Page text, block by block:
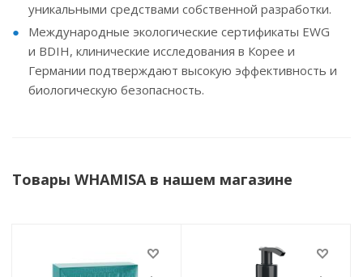
уникальными средствами собственной разработки.
Международные экологические сертификаты EWG
и BDIH, клинические исследования в Корее и
Германии подтверждают высокую эффективность и
биологическую безопасность.
Товары WHAMISA в нашем магазине